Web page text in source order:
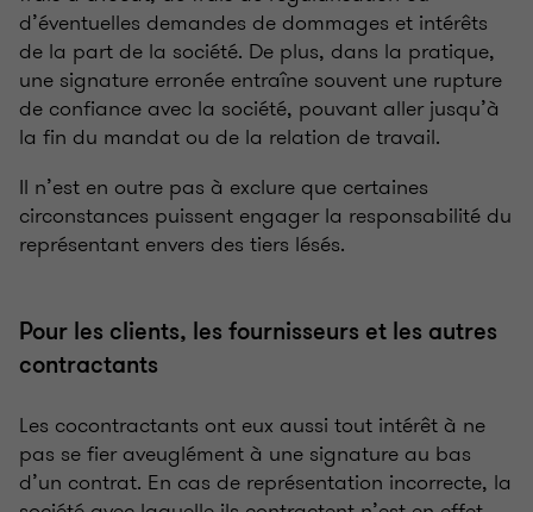
d’éventuelles demandes de dommages et intérêts
de la part de la société. De plus, dans la pratique,
une signature erronée entraîne souvent une rupture
de confiance avec la société, pouvant aller jusqu’à
la fin du mandat ou de la relation de travail.
Il n’est en outre pas à exclure que certaines
circonstances puissent engager la responsabilité du
représentant envers des tiers lésés.
Pour les clients, les fournisseurs et les autres
contractants
Les cocontractants ont eux aussi tout intérêt à ne
pas se fier aveuglément à une signature au bas
d’un contrat. En cas de représentation incorrecte, la